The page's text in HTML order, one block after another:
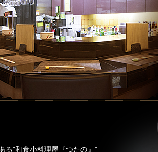
る"和食小料理屋『つたの』"